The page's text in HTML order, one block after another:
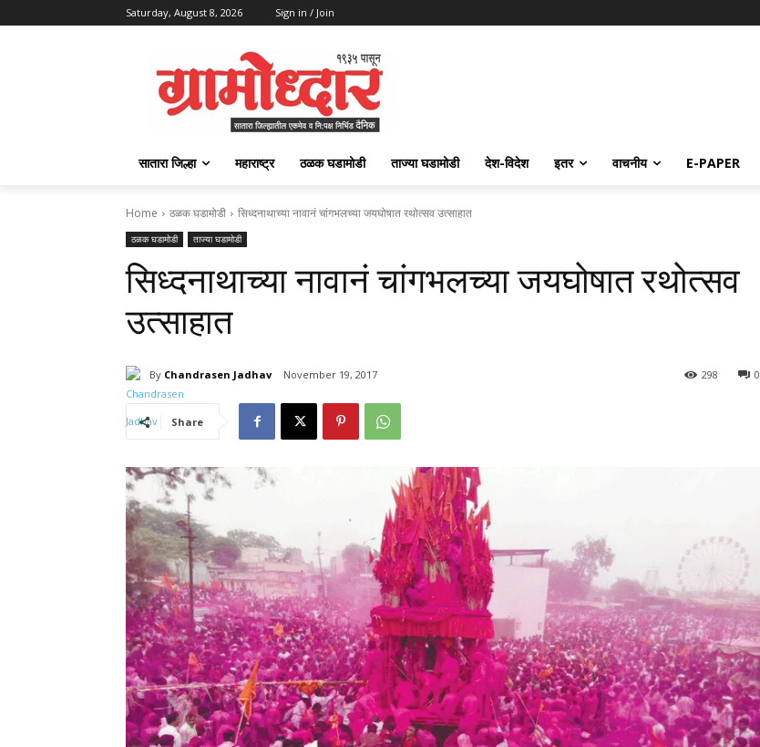
Saturday, August 8, 2026 Sign in / Join
सातारा जिल्हा महाराष्ट्र ठळक घडामोडी ताज्या घडामोडी देश-विदेश इतर वाचनीय E-PAPER
Home ठळक घडामोडी सिध्दनाथाच्या नावानं चांगभलच्या जयघोषात रथोत्सव उत्साहात
ठळक घडामोडी ताज्या घडामोडी
सिध्दनाथाच्या नावानं चांगभलच्या जयघोषात रथोत्सव
उत्साहात
By Chandrasen Jadhav November 19, 2017 0
298
Share